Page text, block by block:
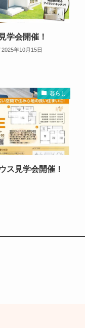
学会開催！
2025年10月15日
暮らし
ス見学会開催！